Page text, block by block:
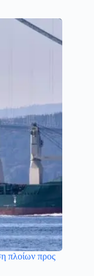
πλοίων προς